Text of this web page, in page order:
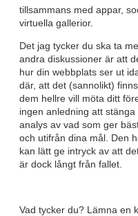
tillsammans med appar,
virtuella gallerior.
Det jag tycker du ska ta
andra diskussioner är att
hur din webbplats ser ut
där, att det (sannolikt)
dem hellre vill möta ditt
ingen anledning att
analys av vad som ger
och utifrån dina mål. Den
kan lätt ge intryck av att
är dock långt från fallet.
Vad tycker du? Lämna en